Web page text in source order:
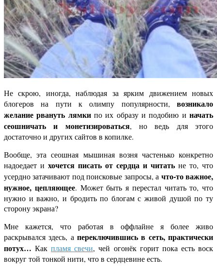
Не скрою, иногда, наблюдая за ярким движением новых
блогеров на пути к олимпу популярности, возникало
желание рвануть лямкипо их образу и подобию иначать
сеошничать и монетизироваться, но ведь для этого
достаточно и других сайтов в копилке.
Вообще, эта сеошная мышиная возня частенько конкретно
надоедает и хочется писать от сердца и читать не то, что
усердно затачивают под поисковые запросы, а что-то важное,
нужное, цепляющее. Может быть я перестал читать то, что
нужно и важно, и бродить по блогам с живой душой по ту
сторону экрана?
Мне кажется, что работая в оффлайне я более живо
раскрывался здесь, а переключившись в сеть, практически
потух… Какпламя свечи, чей огонёк горит пока есть воск
вокруг той тонкой нити, что в сердцевине есть.